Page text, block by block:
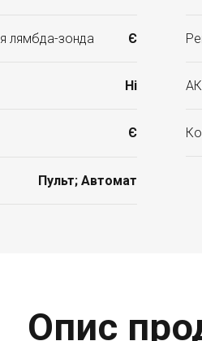
лямбда-зонда Є
Ні
Є
Пульт; Автомат
Опис